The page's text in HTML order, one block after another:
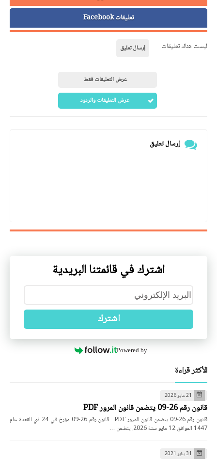
تعليقات Facebook
ليست هناك تعليقات إرسال تعليق
عرض التعليقات فقط
عرض التعليقات والردود
إرسال تعليق
اشترك في قائمتنا البريدية
اشترك
Powered by
الأكثر قراءة
21 مايو 2026
قانون رقم 26-09 يتضمن قانون المرور PDF
قانون رقم 26-09 يتضمن قانون المرور PDF قانون رقم 26-09 مؤرخ في 24 ذي القعدة عام
1447 الموافق 12 مايو سنة 2026، يتضمن …
31 يناير 2021